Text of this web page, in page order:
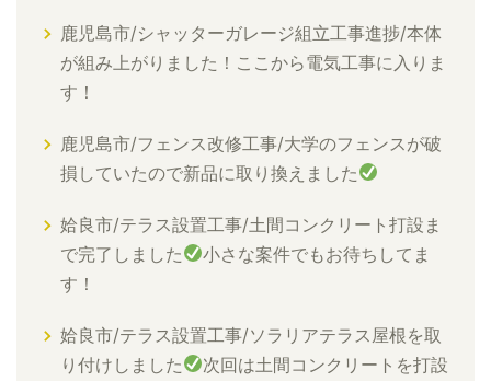
鹿児島市/シャッターガレージ組立工事進捗/本体
が組み上がりました！ここから電気工事に入りま
す！
鹿児島市/フェンス改修工事/大学のフェンスが破
損していたので新品に取り換えました
姶良市/テラス設置工事/土間コンクリート打設ま
で完了しました
小さな案件でもお待ちしてま
す！
姶良市/テラス設置工事/ソラリアテラス屋根を取
り付けしました
次回は土間コンクリートを打設